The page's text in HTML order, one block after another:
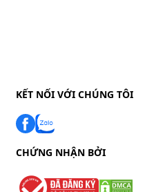
KẾT NỐI VỚI CHÚNG TÔI
CHỨNG NHẬN BỞI